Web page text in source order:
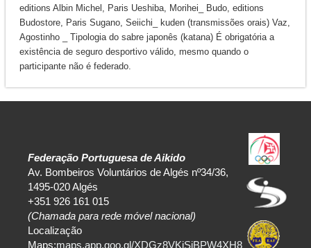
editions Albin Michel, Paris Ueshiba, Morihei_ Budo, editions
Budostore, Paris Sugano, Seiichi_ kuden (transmissões orais) Vaz,
Agostinho _ Tipologia do sabre japonês (katana) É obrigatória a
existência de seguro desportivo válido, mesmo quando o
participante não é federado.
Federação Portuguesa de Aikido
Av. Bombeiros Voluntários de Algés nº34/36,
1495-020 Algés
+351 926 161 015
(Chamada para rede móvel nacional)
Localização
Maps:maps.app.goo.gl/XDGz8VKiSiBPW4XH8